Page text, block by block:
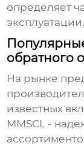
определяет
эксплуатации.
обратного
На рынке
известных
MMSCL -